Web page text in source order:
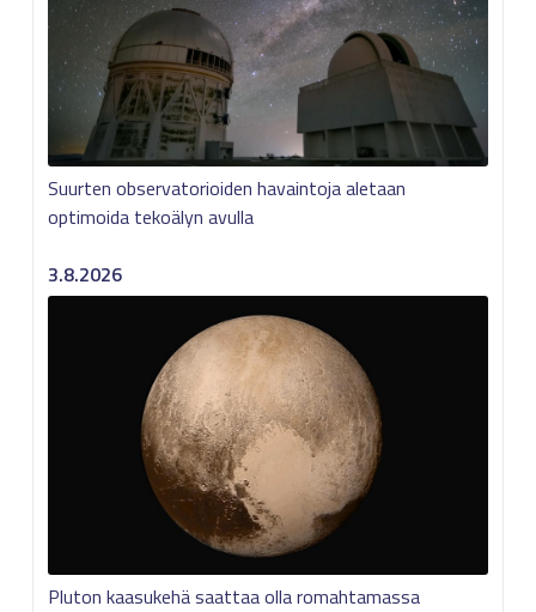
Suurten observatorioiden havaintoja aletaan
optimoida tekoälyn avulla
3.8.2026
Pluton kaasukehä saattaa olla romahtamassa